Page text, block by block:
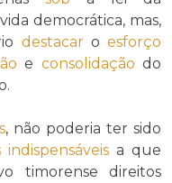
democrática, mas,
destacaroesforço
e consolidação do
, não poderia ter sido
indispensáveisa que
timorense direitos